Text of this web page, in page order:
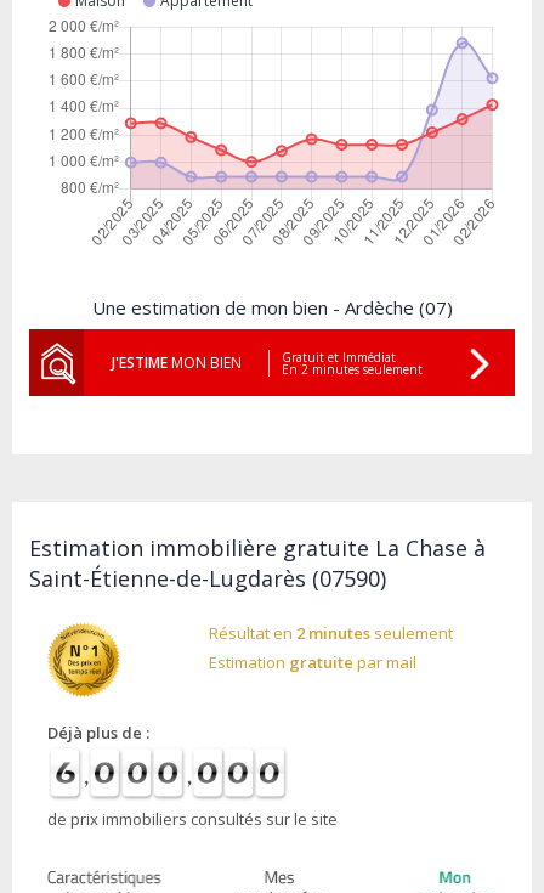
Une estimation de mon bien - Ardèche (07)
J'ESTIMEMON BIEN Gratuit et Immédiat
En 2 minutes seulement
Estimation immobilière gratuite La Chase à
Saint-Étienne-de-Lugdarès (07590)
Résultat en 2 minutes seulement
Estimation gratuite par mail
Déjà plus de :
de prix immobiliers consultés sur le site